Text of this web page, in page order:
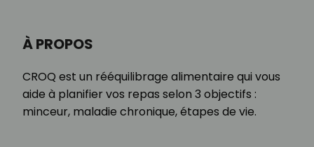
À PROPOS
CROQ est un rééquilibrage alimentaire qui vous
aide à planifier vos repas selon 3 objectifs :
minceur, maladie chronique, étapes de vie.